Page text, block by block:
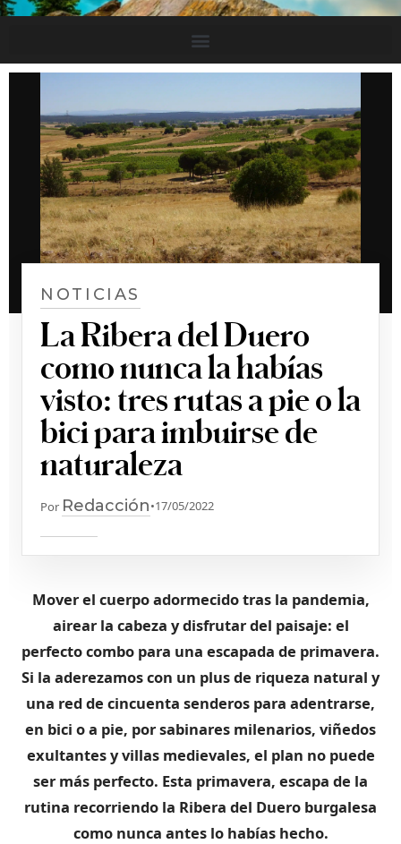
NOTICIAS
La Ribera del Duero
como nunca la habías
visto: tres rutas a pie o la
bici para imbuirse de
naturaleza
Por Redacción•17/05/2022
Mover el cuerpo adormecido tras la pandemia,
airear la cabeza y disfrutar del paisaje: el
perfecto combo para una escapada de primavera.
Si la aderezamos con un plus de riqueza natural y
una red de cincuenta senderos para adentrarse,
en bici o a pie, por sabinares milenarios, viñedos
exultantes y villas medievales, el plan no puede
ser más perfecto. Esta primavera, escapa de la
rutina recorriendo la Ribera del Duero burgalesa
como nunca antes lo habías hecho.